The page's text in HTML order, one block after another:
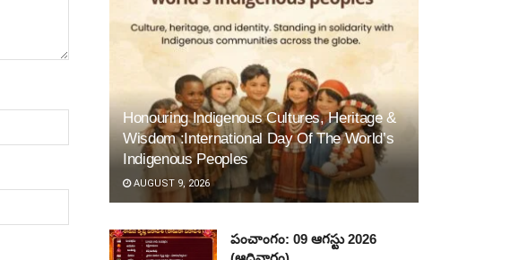
Honouring Indigenous Cultures, Heritage &
Wisdom :International Day Of The World’s
Indigenous Peoples
AUGUST 9, 2026
పంచాంగం: 09 ఆగస్టు 2026